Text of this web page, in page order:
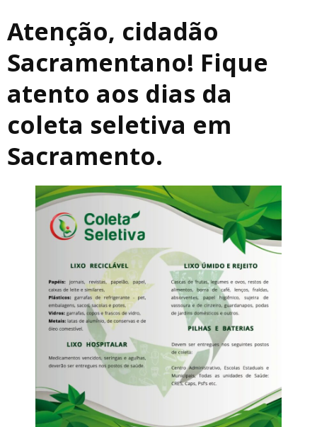
Atenção, cidadão
Sacramentano! Fique
atento aos dias da
coleta seletiva em
Sacramento.